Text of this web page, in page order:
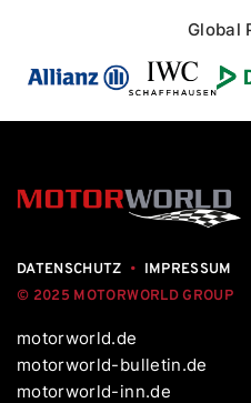
Global
DATENSCHUTZ • IMPRESSUM
© 2025 MOTORWORLD GROUP
motorworld.de
motorworld-bulletin.de
motorworld-inn.de